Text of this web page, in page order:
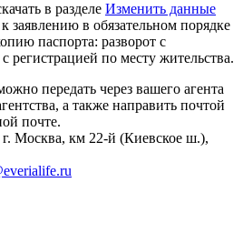
в разделе Изменить данные
в обязательном порядке
паспорта: разворот с
регистрацией по месту жительства.
передать через вашего агента
а также направить почтой
почте.
Москва, км 22-й (Киевское ш.),